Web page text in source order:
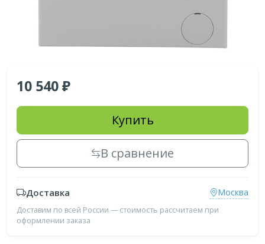
10 540
Купить
В сравнение
Доставка Москва
Доставим по всей России — стоимость рассчитаем при
оформлении заказа